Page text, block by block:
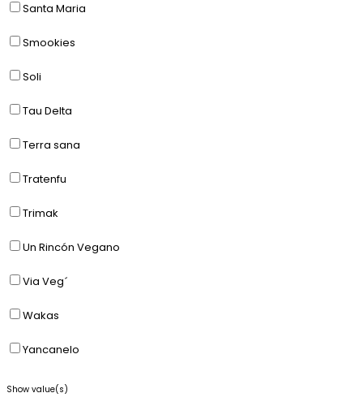
Santa Maria
Smookies
Soli
Tau Delta
Terra sana
Tratenfu
Trimak
Un Rincón Vegano
Via Veg´
Wakas
Yancanelo
Show value(s)